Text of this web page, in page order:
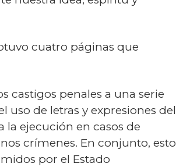
cuatro páginas que
castigos penales a una serie
uso de letras y expresiones del
la ejecución en casos de
crímenes. En conjunto, esto
por el Estado